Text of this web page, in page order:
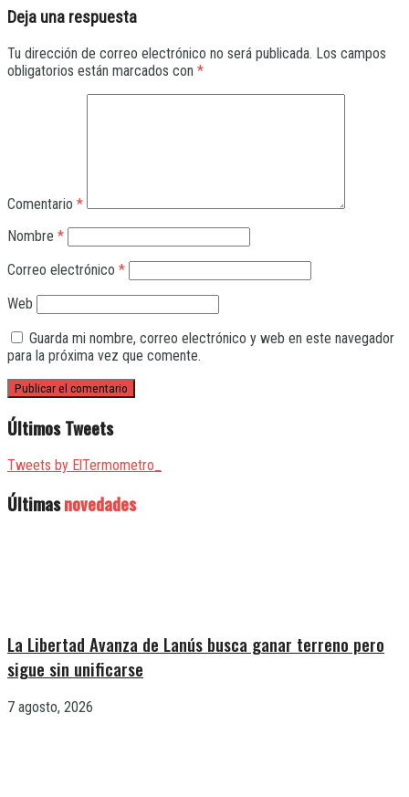
Deja una respuesta
Tu dirección de correo electrónico no será publicada. Los campos
obligatorios están marcados con *
Comentario *
Nombre *
Correo electrónico *
Web
Guarda mi nombre, correo electrónico y web en este navegador
para la próxima vez que comente.
Últimos Tweets
Tweets by ElTermometro_
Últimasnovedades
La Libertad Avanza de Lanús busca ganar terreno pero
sigue sin unificarse
7 agosto, 2026